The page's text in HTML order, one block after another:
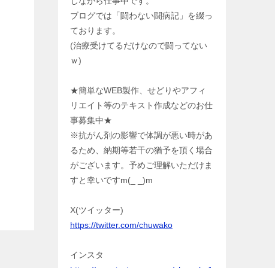
ブログでは「闘わない闘病記」を綴っ
ております。
(治療受けてるだけなので闘ってない
ｗ)
★簡単なWEB製作、せどりやアフィ
リエイト等のテキスト作成などのお仕
事募集中★
※抗がん剤の影響で体調が悪い時があ
るため、納期等若干の猶予を頂く場合
がございます。予めご理解いただけま
すと幸いですm(_ _)m
X(ツイッター)
https://twitter.com/chuwako
インスタ